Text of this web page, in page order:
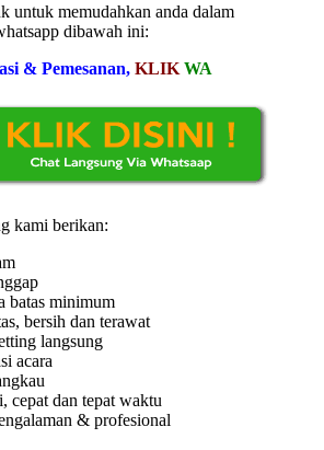
untuk memudahkan anda dalam
dibawah ini:
& Pemesanan, KLIK WA
kami berikan:
batas minimum
bersih dan terawat
langsung
acara
cepat dan tepat waktu
& profesional